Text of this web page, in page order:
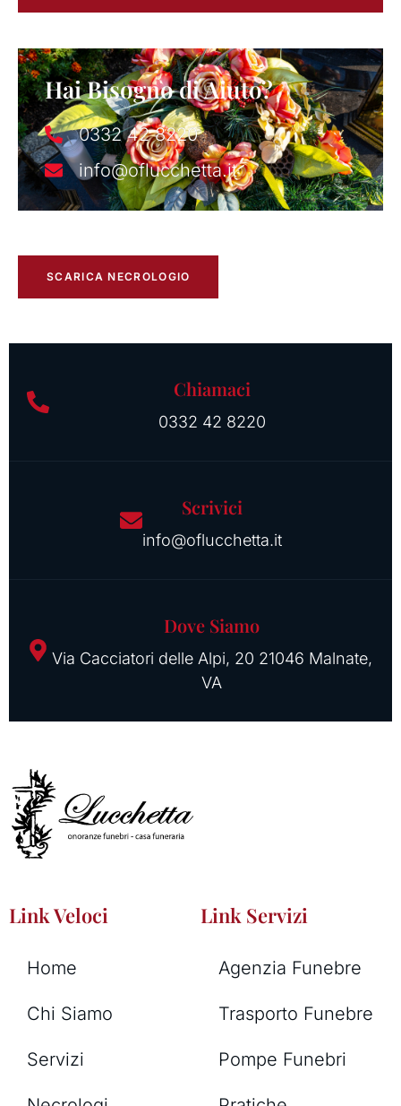
Hai Bisogno di Aiuto?
0332 42 8220
info@oflucchetta.it
SCARICA NECROLOGIO
Chiamaci
0332 42 8220
Scrivici
info@oflucchetta.it
Dove Siamo
Via Cacciatori delle Alpi, 20 21046 Malnate,
VA
Link Veloci
Home
Chi Siamo
Servizi
Link Servizi
Agenzia Funebre
Trasporto Funebre
Pompe Funebri